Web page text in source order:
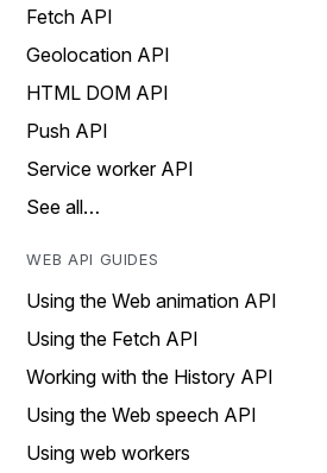
Fetch API
Geolocation API
HTML DOM API
Push API
Service worker API
See all…
WEB API GUIDES
Using the Web animation API
Using the Fetch API
Working with the History API
Using the Web speech API
Using web workers